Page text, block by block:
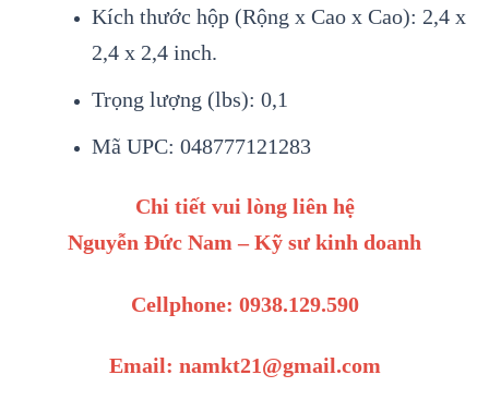
Kích thước hộp (Rộng x Cao x Cao): 2,4 x
2,4 x 2,4 inch.
Trọng lượng (lbs): 0,1
Mã UPC: 048777121283
Chi tiết vui lòng liên hệ
Nguyễn Đức Nam – Kỹ sư kinh doanh
Cellphone: 0938.129.590
Email: namkt21@gmail.com